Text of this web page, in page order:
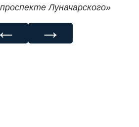
Луначарского»
← →